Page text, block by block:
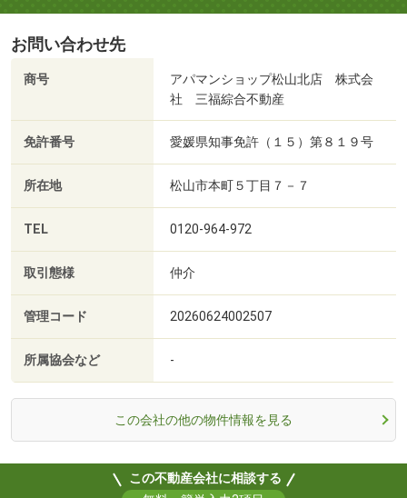
お問い合わせ先
商号
アパマンショップ松山北店 株式会
社 三福綜合不動産
免許番号 愛媛県知事免許（１５）第８１９号
所在地 松山市本町５丁目７－７
TEL 0120-964-972
取引態様 仲介
管理コード 20260624002507
所属協会など -
この会社の他の物件情報を見る
この不動産会社に相談する